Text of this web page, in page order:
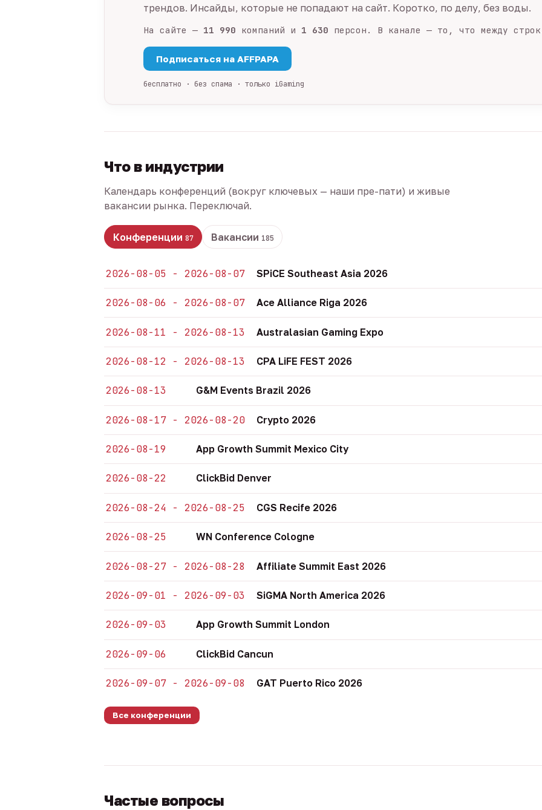
трендов. Инсайды, которые не попадают на сайт. Коротко, по делу, без воды.
На сайте — 11 990 компаний и 1 630 персон. В канале — то, что между
Подписаться на AFFPAPA
бесплатно · без спама · только iGaming
Что в индустрии
Календарь конференций (вокруг ключевых — наши пре-пати) и живые
вакансии рынка. Переключай.
Конференции 87 Вакансии 185
2026-08-05 - 2026-08-07 SPiCE Southeast Asia 2026
2026-08-06 - 2026-08-07 Ace Alliance Riga 2026
2026-08-11 - 2026-08-13 Australasian Gaming Expo
2026-08-12 - 2026-08-13 CPA LiFE FEST 2026
2026-08-13 G&M Events Brazil 2026
2026-08-17 - 2026-08-20 Crypto 2026
2026-08-19 App Growth Summit Mexico City
2026-08-22 ClickBid Denver
2026-08-24 - 2026-08-25 CGS Recife 2026
2026-08-25 WN Conference Cologne
2026-08-27 - 2026-08-28 Affiliate Summit East 2026
2026-09-01 - 2026-09-03 SiGMA North America 2026
2026-09-03 App Growth Summit London
2026-09-06 ClickBid Cancun
2026-09-07 - 2026-09-08 GAT Puerto Rico 2026
Все конференции
Частые вопросы